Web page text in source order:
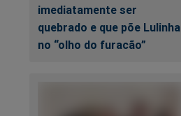
imediatamente ser
quebrado e que põe Lulinha
no “olho do furacão”